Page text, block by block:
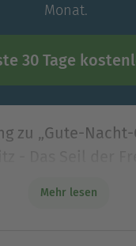
Monat.
30 Tage
zu „Gute-
darf man sich
Mehr lesen